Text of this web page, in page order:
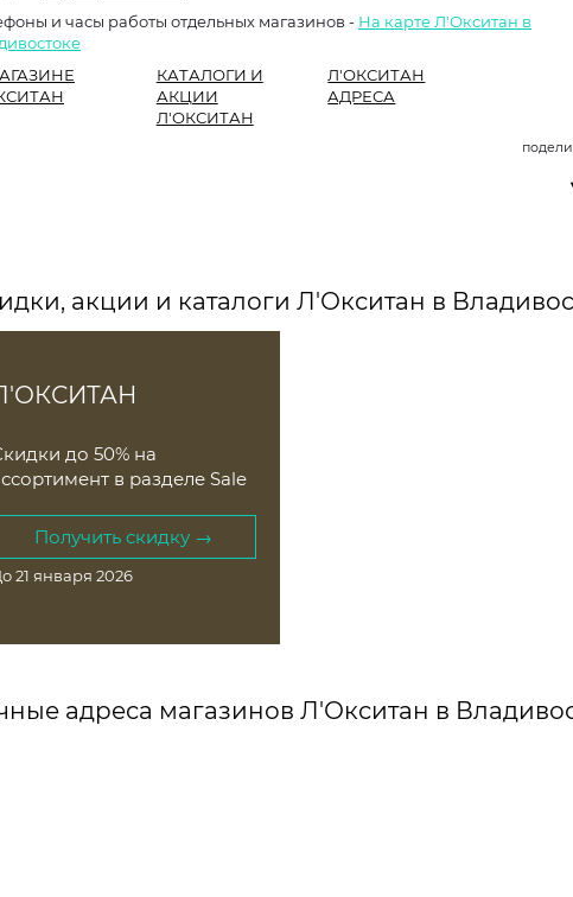
и часы работы отдельных магазинов - На карте Л'Окситан в
КАТАЛОГИ И
АКЦИИ
Л'ОКСИТАН
Л'ОКСИТАН
АДРЕСА
акции и каталоги Л'Окситан в
до 50% на
в разделе Sale
Получить скидку →
21 января 2026
адреса магазинов Л'Окситан в